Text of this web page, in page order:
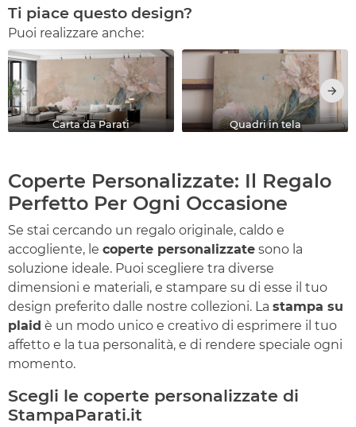
Ti piace questo design?
Puoi realizzare anche:
Carta da Parati Quadri in tela
Coperte Personalizzate: Il Regalo
Perfetto Per Ogni Occasione
Se stai cercando un regalo originale, caldo e
accogliente, le coperte personalizzate sono la
soluzione ideale. Puoi scegliere tra diverse
dimensioni e materiali, e stampare su di esse il tuo
design preferito dalle nostre collezioni. La stampa su
plaid è un modo unico e creativo di esprimere il tuo
affetto e la tua personalità, e di rendere speciale ogni
momento.
Scegli le coperte personalizzate di
StampaParati.it